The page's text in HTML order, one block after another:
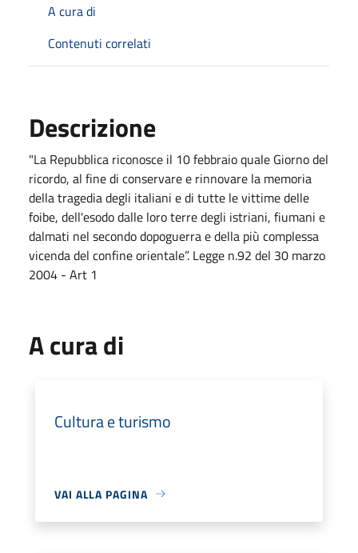
A cura di
Contenuti correlati
Descrizione
"La Repubblica riconosce il 10 febbraio quale Giorno del
ricordo, al fine di conservare e rinnovare la memoria
della tragedia degli italiani e di tutte le vittime delle
foibe, dell'esodo dalle loro terre degli istriani, fiumani e
dalmati nel secondo dopoguerra e della più complessa
vicenda del confine orientale”. Legge n.92 del 30 marzo
2004 - Art 1
A cura di
Cultura e turismo
VAI ALLA PAGINA